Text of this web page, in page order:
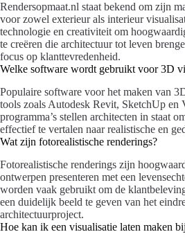
Rendersopmaat.nl staat bekend om zijn
voor zowel exterieur als interieur
technologie en creativiteit om
te creëren die architectuur tot leven
focus op klanttevredenheid.
Welke software wordt gebruikt voor 3D
Populaire software voor het maken van
tools zoals Autodesk Revit, SketchUp en
programma’s stellen architecten in staat
effectief te vertalen naar realistische en
Wat zijn fotorealistische renderings?
Fotorealistische renderings zijn
ontwerpen presenteren met een
worden vaak gebruikt om de
een duidelijk beeld te geven van het
architectuurproject.
Hoe kan ik een visualisatie laten maken